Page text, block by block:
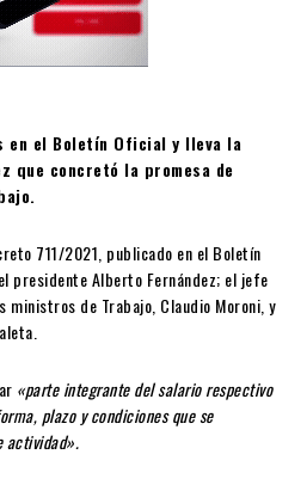
en el Boletín Oficial y lleva la
que concretó la promesa de
711/2021, publicado en el Boletín
presidente Alberto Fernández; el jefe
ministros de Trabajo, Claudio Moroni, y
«parte integrante del salario respectivo
plazo y condiciones que se
actividad».